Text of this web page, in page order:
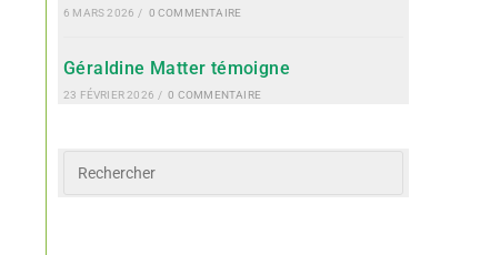
6 MARS 2026 / 0 COMMENTAIRE
Géraldine Matter témoigne
23 FÉVRIER 2026 / 0 COMMENTAIRE